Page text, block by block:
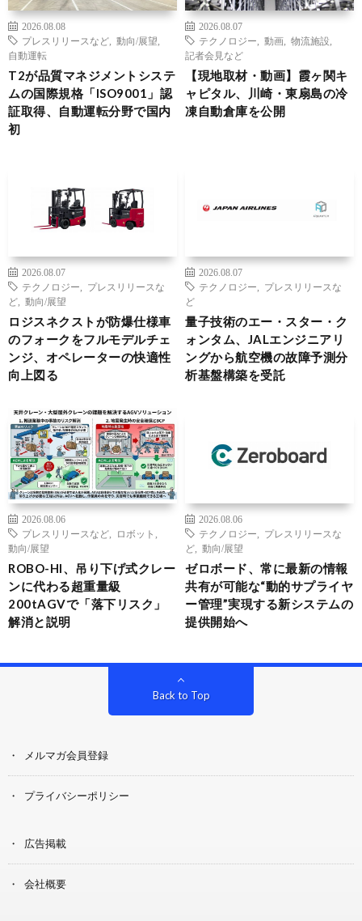
2026.08.08
プレスリリースなど
動向/展望
自動運転
T2が品質マネジメントシステ
ムの国際規格「ISO9001」認
証取得、自動運転分野で国内
初
2026.08.07
テクノロジー
動画 物流施設
記者会見など
【現地取材・動画】霞ヶ関キ
ャピタル、川崎・東扇島の冷
凍自動倉庫を公開
2026.08.07
テクノロジー
プレスリリースな
ど
動向/展望
ロジスネクストが防爆仕様車
のフォークをフルモデルチェ
ンジ、オペレーターの快適性
向上図る
2026.08.07
テクノロジー
プレスリリースな
ど
量子技術のエー・スター・ク
ォンタム、JALエンジニアリ
ングから航空機の故障予測分
析基盤構築を受託
2026.08.06
プレスリリースなど
ロボット
動向/展望
ROBO-HI、吊り下げ式クレー
ンに代わる超重量級
200tAGVで「落下リスク」
解消と説明
2026.08.06
テクノロジー
プレスリリースな
ど
動向/展望
ゼロボード、常に最新の情報
共有が可能な“動的サプライヤ
ー管理”実現する新システムの
提供開始へ
Back to Top
メルマガ会員登録
プライバシーポリシー
広告掲載
会社概要